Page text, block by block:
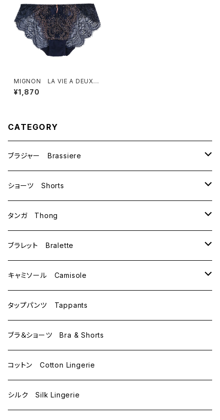
MIGNON LA VIE A DEUX
ミニョンラヴィアドゥ アイラッ
シュレース ショーツ（ネイビ
¥1,870
CATEGORY
ブラジャー Brassiere
B70
B75
C65
C70
C75
D65
D70
E70
ショーツ Shorts
M
L
タンガ Thong
M
ブラレット Bralette
M
L
キャミソール Camisole
M
L
タップパンツ Tappants
ブラ＆ショーツ Bra & Shorts
コットン Cotton Lingerie
シルク Silk Lingerie